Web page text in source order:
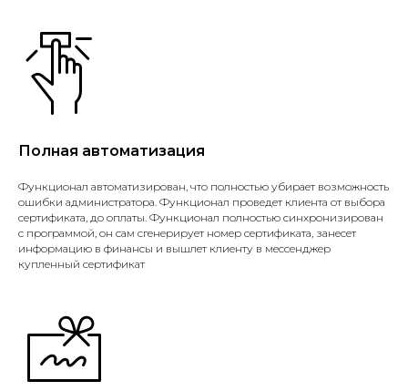
Полная автоматизация
Функционал автоматизирован, что полностью убирает возможность
ошибки администратора. Функционал проведет клиента от выбора
сертификата, до оплаты. Функционал полностью синхронизирован
с программой, он сам сгенерирует номер сертификата, занесет
информацию в финансы и вышлет клиенту в мессенджер
купленный сертификат